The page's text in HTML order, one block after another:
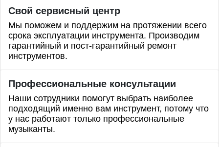
Свой сервисный центр
Мы поможем и поддержим на протяжении всего
срока эксплуатации инструмента. Производим
гарантийный и пост-гарантийный ремонт
инструментов.
Профессиональные консультации
Наши сотрудники помогут выбрать наиболее
подходящий именно вам инструмент, потому что
у нас работают только профессиональные
музыканты.